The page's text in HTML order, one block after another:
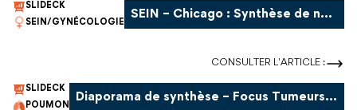
SLIDECK
SEIN/GYNÉCOLOGIE
SEIN – Chicago : Synthèse de notre Réunion Regards d’Experts
CONSULTER L'ARTICLE :
SLIDECK
POUMON
Diaporama de synthèse – Focus Tumeurs Thoraciques